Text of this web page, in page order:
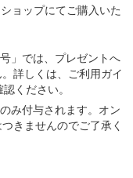
ョップにてご購⼊いた
」では、プレゼントへ
詳しくは、ご利⽤ガイ
ください。
み付与されます。オン
きませんのでご了承く